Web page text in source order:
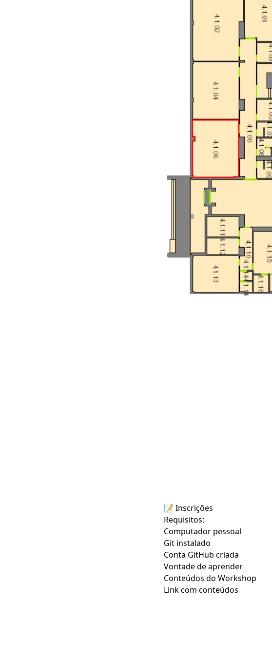
📝 Inscrições
Requisitos:
Computador pessoal
Git instalado
Conta GitHub criada
Vontade de aprender
Conteúdos do Workshop
Link com conteúdos